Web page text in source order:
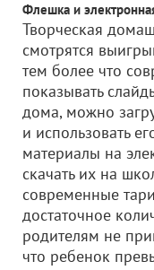
Флешка и
Творческая
смотрятся
тем более что
показывать
дома, можно
и использовать
материалы на
скачать их на
современные
достаточное
родителям не
что ребенок